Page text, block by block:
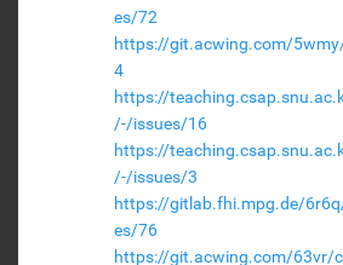
es/72
https://git.acwing.com/
4
https://
/-/issues/16
https://
/-/issues/3
https://gitlab.fhi.mpg.de/
es/76
https://git.acwing.com/63vr/